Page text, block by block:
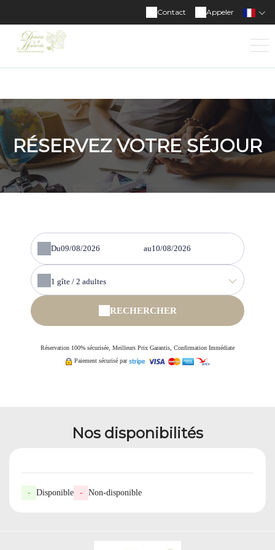
Appeler
Contact
RÉSERVEZ VOTRE SÉJOUR
Du au
1 gîte / 2 adultes
RECHERCHER
Réservation 100% sécurisée, Meilleurs Prix Garantis, Confirmation Immédiate
Paiement sécurisé par
Nos disponibilités
- Disponible - Non-disponible